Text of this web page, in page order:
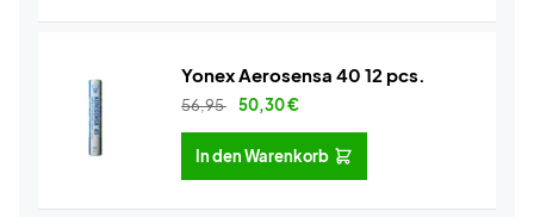
Yonex Aerosensa 40 12 pcs.
56,95 50,30€
In den Warenkorb